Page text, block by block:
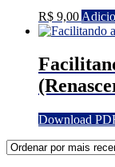
R$ 9,00
Download